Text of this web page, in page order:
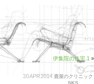
伊集院の住宅.1 »
20APR2014 鹿屋のクリニック
NKS